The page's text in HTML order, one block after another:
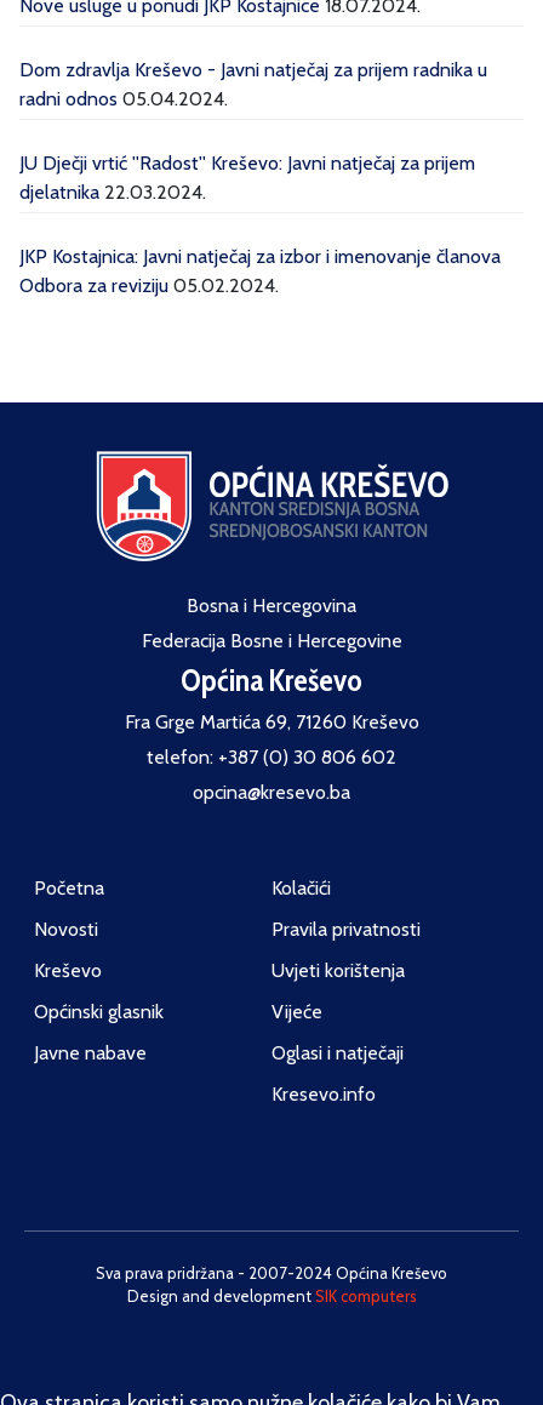
Nove usluge u ponudi JKP Kostajnice 18.07.2024.
Dom zdravlja Kreševo - Javni natječaj za prijem radnika u
radni odnos 05.04.2024.
JU Dječji vrtić ''Radost'' Kreševo: Javni natječaj za prijem
djelatnika 22.03.2024.
JKP Kostajnica: Javni natječaj za izbor i imenovanje članova
Odbora za reviziju 05.02.2024.
Bosna i Hercegovina
Federacija Bosne i Hercegovine
Općina Kreševo
Fra Grge Martića 69, 71260 Kreševo
telefon: +387 (0) 30 806 602
opcina@kresevo.ba
Početna
Novosti
Kreševo
Općinski glasnik
Javne nabave
Kolačići
Pravila privatnosti
Uvjeti korištenja
Vijeće
Oglasi i natječaji
Kresevo.info
Sva prava pridržana - 2007-2024 Općina Kreševo
Design and developmentSIK computers